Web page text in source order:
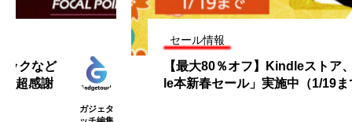
【最大80％オフ】Kindleストア、「Kind
le本新春セール」実施中（1/19まで）